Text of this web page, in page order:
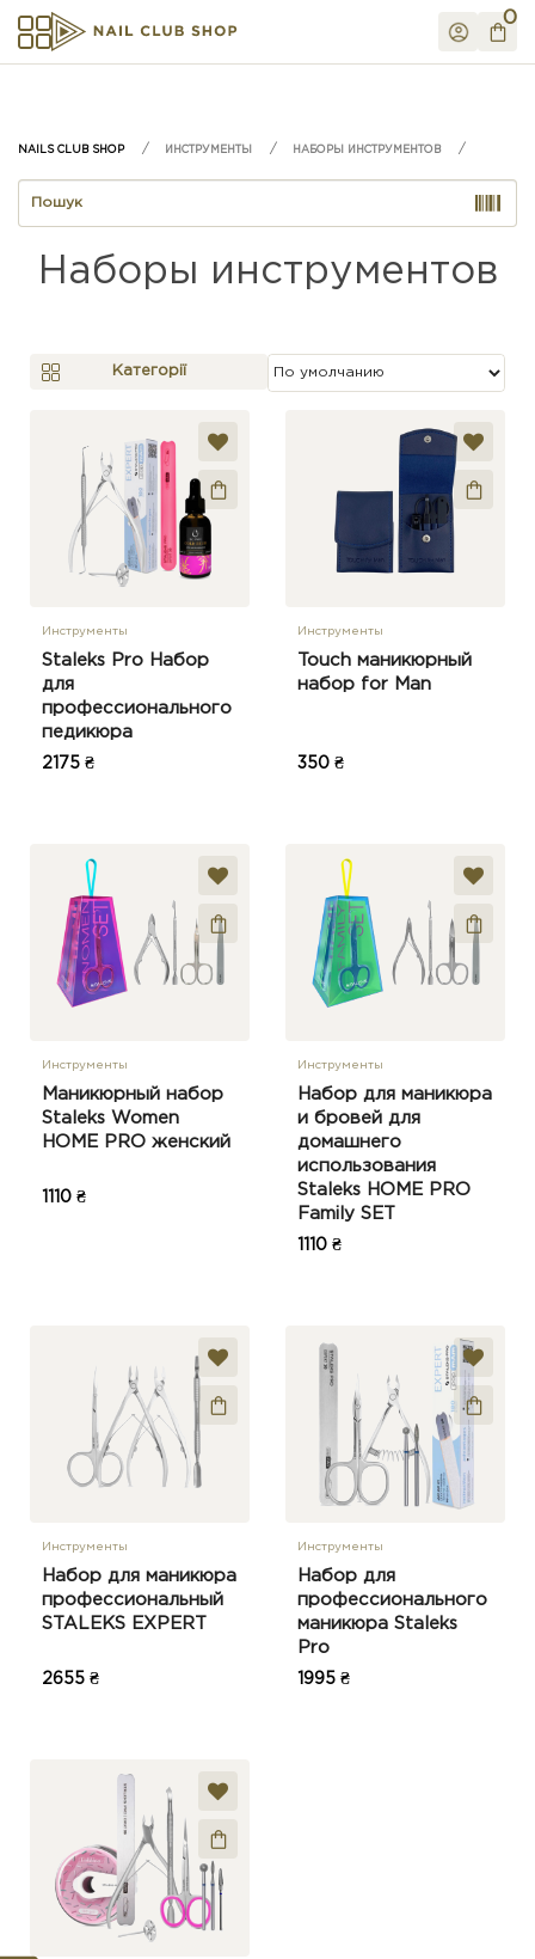
0
ИНСТРУМЕНТЫ НАБОРЫ ИНСТРУМЕНТОВ
Наборы инструментов
Категорії
Инструменты
Staleks Pro Набор
для
профессионального
педикюра
2175 ₴
Инструменты
Touch маникюрный
набор for Man
350 ₴
Инструменты
Маникюрный набор
Staleks Women
HOME PRO женский
1110 ₴
Инструменты
Набор для маникюра
и бровей для
домашнего
использования
Staleks HOME PRO
Family SET
1110 ₴
Инструменты
Набор для маникюра
профессиональный
STALEKS EXPERT
2655 ₴
Инструменты
Набор для
профессионального
маникюра Staleks
Pro
1995 ₴